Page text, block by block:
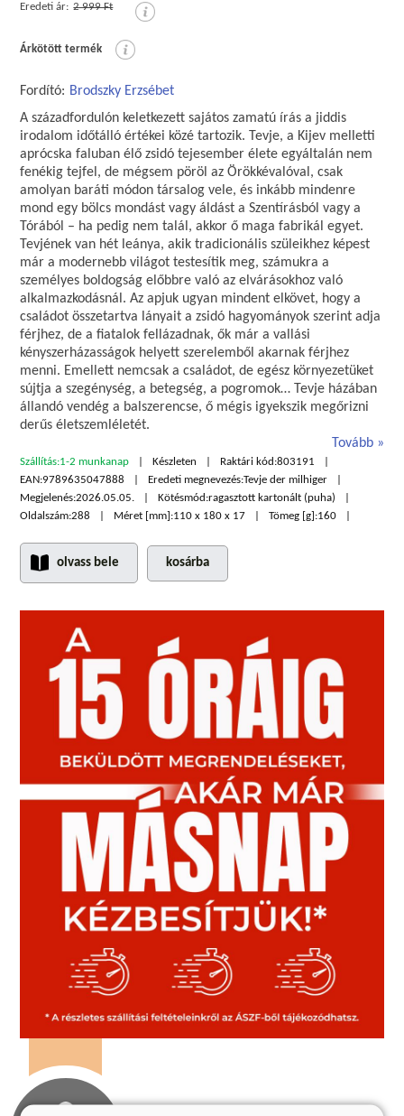
Eredeti ár: 2 999 Ft
Árkötött termék
Fordító: Brodszky Erzsébet
A századfordulón keletkezett sajátos zamatú írás a jiddis
irodalom időtálló értékei közé tartozik. Tevje, a Kijev melletti
aprócska faluban élő zsidó tejesember élete egyáltalán nem
fenékig tejfel, de mégsem pöröl az Örökkévalóval, csak
amolyan baráti módon társalog vele, és inkább mindenre
mond egy bölcs mondást vagy áldást a Szentírásból vagy a
Tórából – ha pedig nem talál, akkor ő maga fabrikál egyet.
Tevjének van hét leánya, akik tradicionális szüleikhez képest
már a modernebb világot testesítik meg, számukra a
személyes boldogság előbbre való az elvárásokhoz való
alkalmazkodásnál. Az apjuk ugyan mindent elkövet, hogy a
családot összetartva lányait a zsidó hagyományok szerint adja
férjhez, de a fiatalok fellázadnak, ők már a vallási
kényszerházasságok helyett szerelemből akarnak férjhez
menni. Emellett nemcsak a családot, de egész környezetüket
sújtja a szegénység, a betegség, a pogromok… Tevje házában
állandó vendég a balszerencse, ő mégis igyekszik megőrizni
derűs életszemléletét.
Tovább
Szállítás:1-2 munkanap Készleten Raktári kód:803191
EAN:9789635047888 Eredeti megnevezés:Tevje der milhiger
Megjelenés:2026.05.05. Kötésmód:ragasztott kartonált (puha)
Oldalszám:288 Méret [mm]:110 x 180 x 17 Tömeg [g]:160
olvass bele kosárba